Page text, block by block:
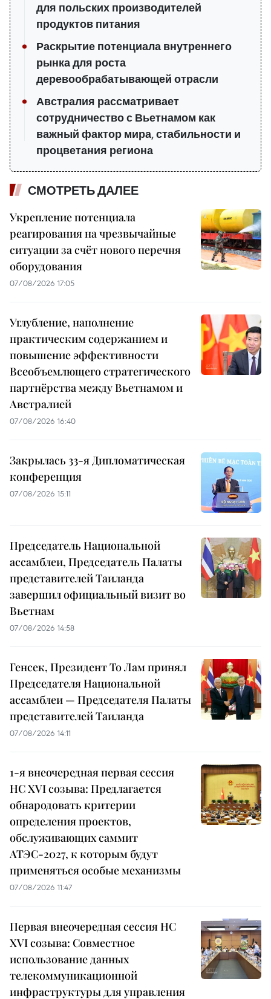
для польских производителей
продуктов питания
Раскрытие потенциала внутреннего
рынка для роста
деревообрабатывающей отрасли
Австралия рассматривает
сотрудничество с Вьетнамом как
важный фактор мира, стабильности и
процветания региона
СМОТРЕТЬ ДАЛЕЕ
Укрепление потенциала
реагирования на чрезвычайные
ситуации за счёт нового перечня
оборудования
07/08/2026 17:05
Углубление, наполнение
практическим содержанием и
повышение эффективности
Всеобъемлющего стратегического
партнёрства между Вьетнамом и
Австралией
07/08/2026 16:40
Закрылась 33-я Дипломатическая
конференция
07/08/2026 15:11
Председатель Национальной
ассамблеи, Председатель Палаты
представителей Таиланда
завершил официальный визит во
Вьетнам
07/08/2026 14:58
Генсек, Президент То Лам принял
Председателя Национальной
ассамблеи — Председателя Палаты
представителей Таиланда
07/08/2026 14:11
1-я внеочередная первая сессия
НС XVI созыва: Предлагается
обнародовать критерии
определения проектов,
обслуживающих саммит
АТЭС-2027, к которым будут
применяться особые механизмы
07/08/2026 11:47
Первая внеочередная сессия НС
XVI созыва: Совместное
использование данных
телекоммуникационной
инфраструктуры для управления